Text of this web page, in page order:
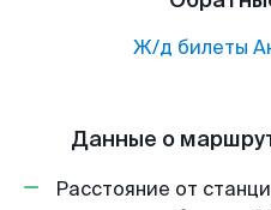
Ж/д билеты
Данные о
Расстояние от